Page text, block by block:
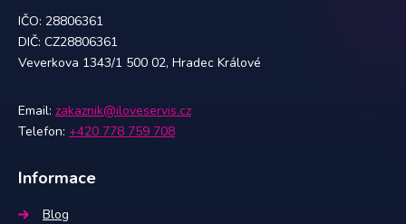
IČO: 28806361
DIČ: CZ28806361
Veverkova 1343/1 500 02, Hradec Králové
Email: zakaznik@iloveservis.cz
Telefon: +420 778 759 708
Informace
Blog